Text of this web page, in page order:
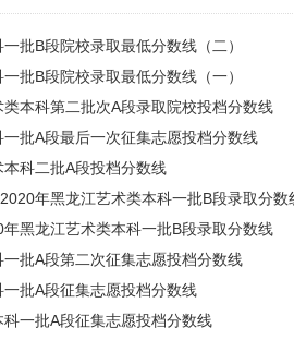
批B段院校录取最低分数线（二）
批B段院校录取最低分数线（一）
本科第二批次A段录取院校投档分数线
批A段最后一次征集志愿投档分数线
科二批A段投档分数线
年黑龙江艺术类本科一批B段录取分数
黑龙江艺术类本科一批B段录取分数线
批A段第二次征集志愿投档分数线
批A段征集志愿投档分数线
一批A段征集志愿投档分数线